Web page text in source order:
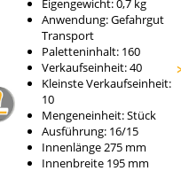
Eigengewicht: 0,7 kg
Anwendung: Gefahrgut
Transport
Paletteninhalt: 160
Verkaufseinheit: 40
Kleinste Verkaufseinheit:
10
Mengeneinheit: Stück
Ausführung: 16/15
Innenlänge 275 mm
Innenbreite 195 mm